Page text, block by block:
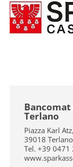
Bancomat
Terlano
Piazza Karl
39018 Terlano
Tel. +39 0471